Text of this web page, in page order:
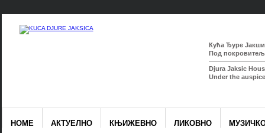
Кућа Ђуре
Под
Djura Jaksic
Under the
HOME АКТУЕЛНО КЊИЖЕВНО ЛИКОВНО